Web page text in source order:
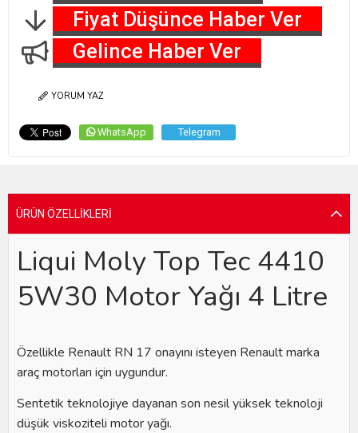
Fiyat Düşünce Haber Ver
Gelince Haber Ver
YORUM YAZ
WhatsApp Telegram
ÜRÜN ÖZELLIKLERI
Liqui Moly Top Tec 4410
5W30 Motor Yağı 4 Litre
Özellikle Renault RN 17 onayını isteyen Renault marka
araç motorları için uygundur.
Sentetik teknolojiye dayanan son nesil yüksek teknoloji
düşük viskoziteli motor yağı.